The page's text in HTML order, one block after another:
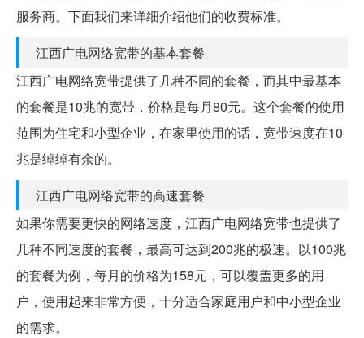
服务商。下面我们来详细介绍他们的收费标准。
江西广电网络宽带的基本套餐
江西广电网络宽带提供了几种不同的套餐，而其中最基本
的套餐是10兆的宽带，价格是每月80元。这个套餐的使用
范围为住宅和小型企业，在家里使用的话，宽带速度在10
兆是绰绰有余的。
江西广电网络宽带的高速套餐
如果你需要更快的网络速度，江西广电网络宽带也提供了
几种不同速度的套餐，最高可达到200兆的极速。以100兆
的套餐为例，每月的价格为158元，可以覆盖更多的用
户，使用起来非常方便，十分适合家庭用户和中小型企业
的需求。